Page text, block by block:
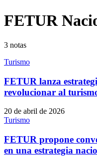
FETUR
3 notas
Turismo
FETUR lanza
revolucionar al
20 de abril de 2026
Turismo
FETUR propone
en una estrategia